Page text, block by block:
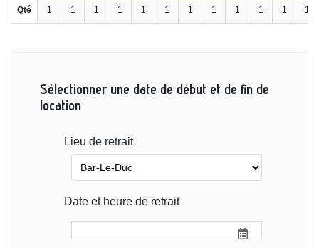
Qté 1 1 1 1 1 1 1 1 1 1 1 1
Sélectionner une date de début et de fin de
location
Lieu de retrait
Date et heure de retrait